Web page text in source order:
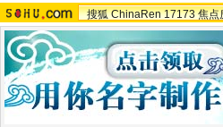
搜狐 ChinaRen 17173 焦点